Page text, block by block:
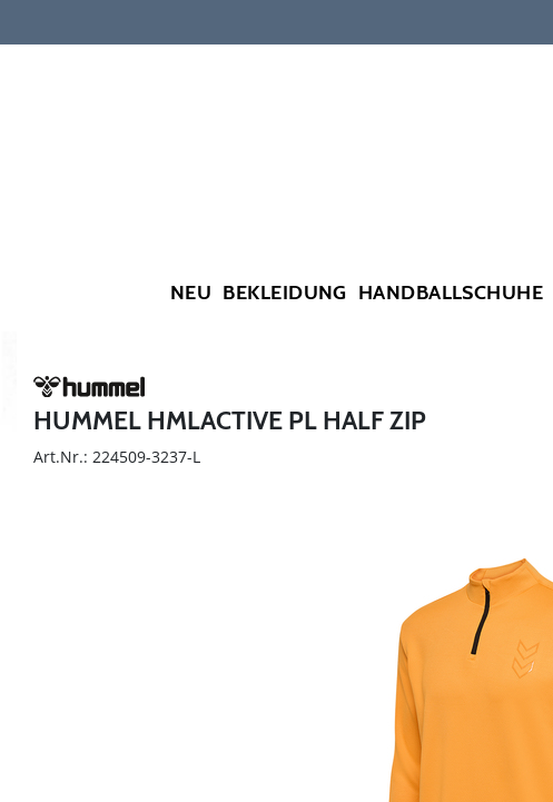
NEU BEKLEIDUNG HANDBALLSCHUHE
HUMMEL HMLACTIVE PL HALF ZIP
Art.Nr.: 224509-3237-L